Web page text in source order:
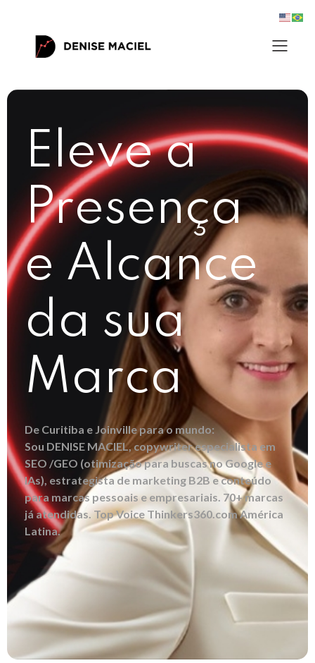
Eleve a
Presença
e Alcance
da sua
Marca
De Curitiba e Joinville para o mundo:
Sou DENISE MACIEL, copywriter especialista em
SEO /GEO (otimização para buscas no Google e
IAs), estrategista de marketing B2B e conteúdo
para marcas pessoais e empresariais. 70+ marcas
já atendidas. Top Voice Thinkers360.com América
Latina.